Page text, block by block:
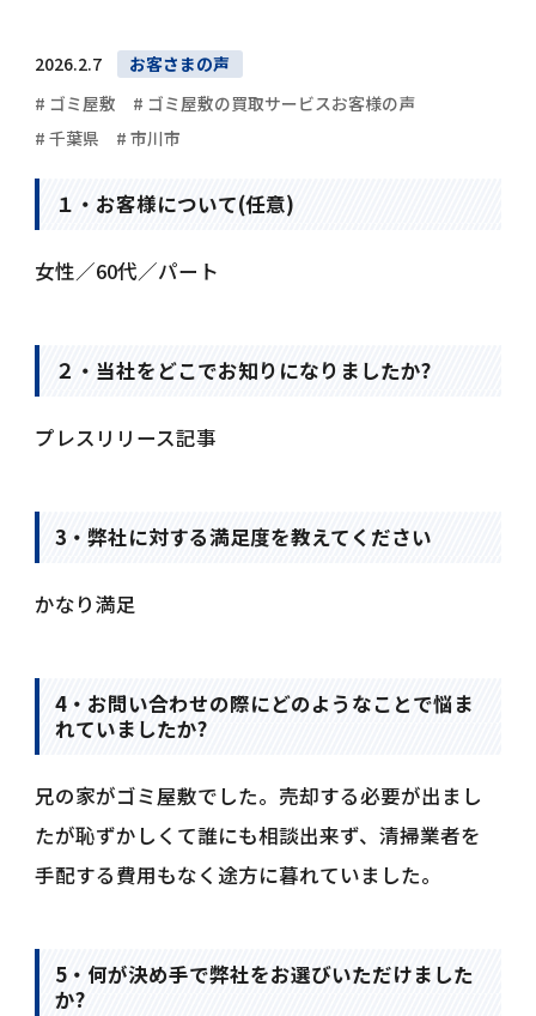
2026.2.7
お客さまの声
# ゴミ屋敷
# ゴミ屋敷の買取サービスお客様の声
# 千葉県
# 市川市
１・お客様について(任意)
女性／60代／パート
２・当社をどこでお知りになりましたか?
プレスリリース記事
3・弊社に対する満足度を教えてください
かなり満足
4・お問い合わせの際にどのようなことで悩ま
れていましたか?
兄の家がゴミ屋敷でした。売却する必要が出まし
たが恥ずかしくて誰にも相談出来ず、清掃業者を
手配する費用もなく途方に暮れていました。
5・何が決め手で弊社をお選びいただけました
か?